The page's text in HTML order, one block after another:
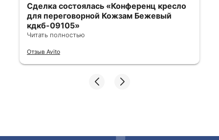
Сделка состоялась «Конференц кресло
для переговорной Кожзам Бежевый
кдкб-09105»
ответы очень быстрые, всегда на связи.
Все подробно сфотографировали перед
складах их переместили на один. Так же
Читать полностью
Отзыв Avito